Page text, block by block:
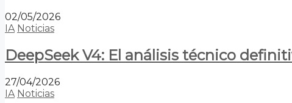
02/05/2026
IA Noticias
DeepSeek V4: El análisis técnico
27/04/2026
IA Noticias